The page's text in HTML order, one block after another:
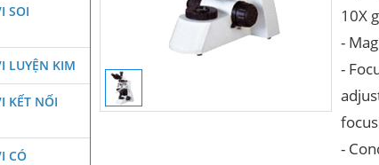
10X
-
-
-
SOI
LUYỆN KIM
KẾT NỐI
CÓ